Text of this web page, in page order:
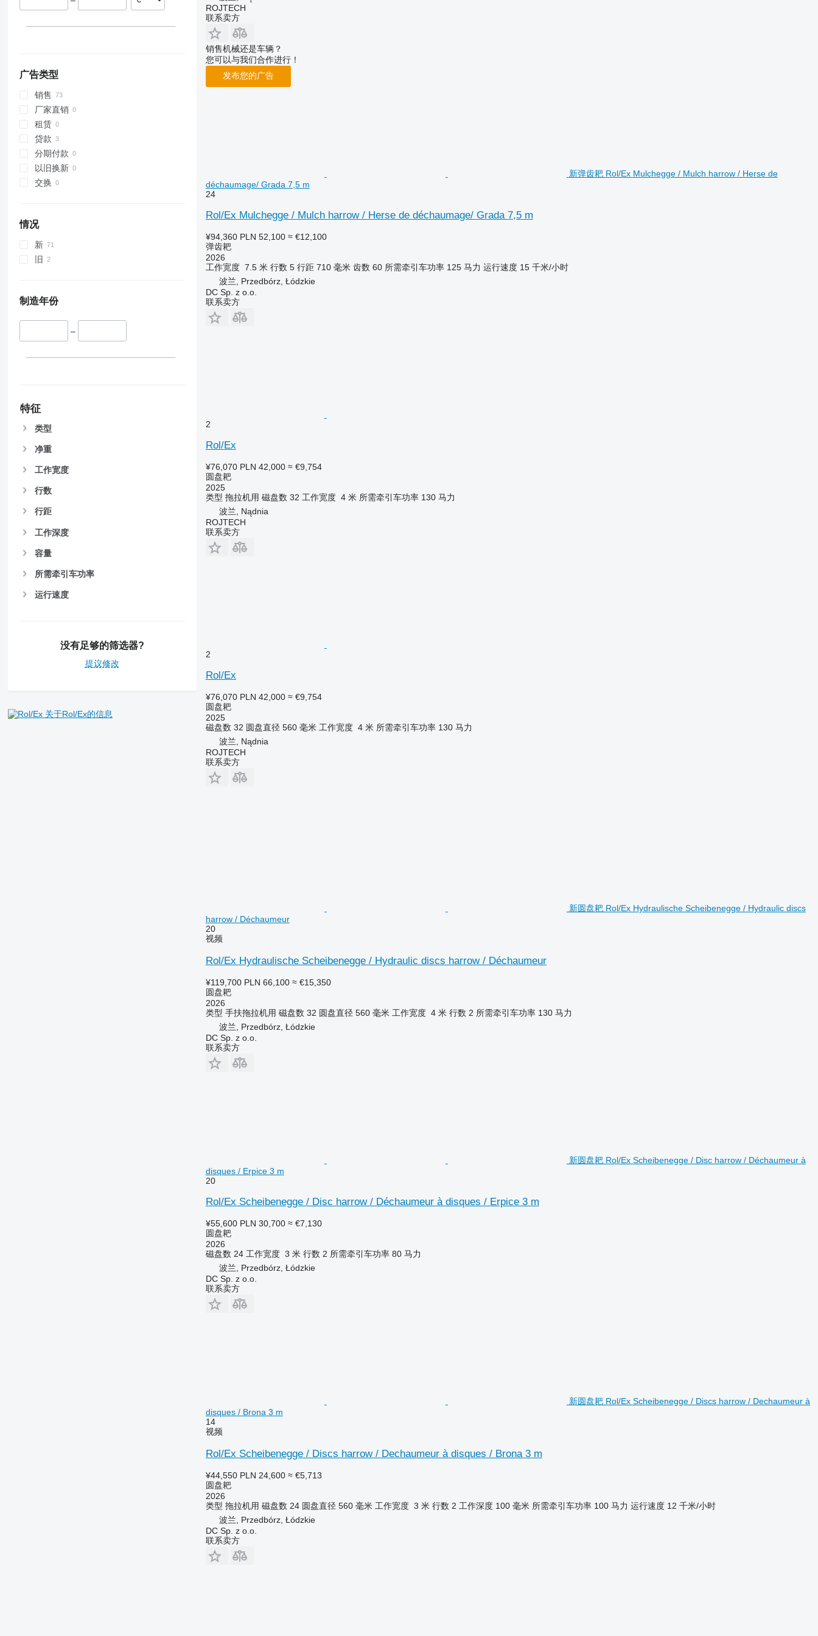
广告类型
销售
厂家直销
租赁
贷款
分期付款
以旧换新
交换
情况
新
旧
制造年份
–
特征
类型
净重
工作宽度
行数
行距
工作深度
容量
所需牵引车功率
运行速度
没有足够的筛选器?
提议修改
关于Rol/Ex的信息
ROJTECH
联系卖方
销售机械还是车辆？
您可以与我们合作进行！
发布您的广告
新弹齿耙 Rol/Ex Mulchegge / Mulch harrow / Herse de
déchaumage/ Grada 7,5 m
24
Rol/Ex Mulchegge / Mulch harrow / Herse de déchaumage/ Grada 7,5 m
¥94,360 PLN 52,100 ≈ €12,100
弹齿耙
2026
工作宽度 7.5 米 行数 5 行距 710 毫米 齿数 60 所需牵引车功率 125 马力 运行速度 15 千米/小时
波兰, Przedbórz, Łódzkie
DC Sp. z o.o.
联系卖方
2
Rol/Ex
¥76,070 PLN 42,000 ≈ €9,754
圆盘耙
2025
类型 拖拉机用 磁盘数 32 工作宽度 4 米 所需牵引车功率 130 马力
波兰, Nądnia
ROJTECH
联系卖方
2
Rol/Ex
¥76,070 PLN 42,000 ≈ €9,754
圆盘耙
2025
磁盘数 32 圆盘直径 560 毫米 工作宽度 4 米 所需牵引车功率 130 马力
波兰, Nądnia
ROJTECH
联系卖方
新圆盘耙 Rol/Ex Hydraulische Scheibenegge / Hydraulic discs
harrow / Déchaumeur
20
视频
Rol/Ex Hydraulische Scheibenegge / Hydraulic discs harrow / Déchaumeur
¥119,700 PLN 66,100 ≈ €15,350
圆盘耙
2026
类型 手扶拖拉机用 磁盘数 32 圆盘直径 560 毫米 工作宽度 4 米 行数 2 所需牵引车功率 130 马力
波兰, Przedbórz, Łódzkie
DC Sp. z o.o.
联系卖方
新圆盘耙 Rol/Ex Scheibenegge / Disc harrow / Déchaumeur à
disques / Erpice 3 m
20
Rol/Ex Scheibenegge / Disc harrow / Déchaumeur à disques / Erpice 3 m
¥55,600 PLN 30,700 ≈ €7,130
圆盘耙
2026
磁盘数 24 工作宽度 3 米 行数 2 所需牵引车功率 80 马力
波兰, Przedbórz, Łódzkie
DC Sp. z o.o.
联系卖方
新圆盘耙 Rol/Ex Scheibenegge / Discs harrow / Dechaumeur à
disques / Brona 3 m
14
视频
Rol/Ex Scheibenegge / Discs harrow / Dechaumeur à disques / Brona 3 m
¥44,550 PLN 24,600 ≈ €5,713
圆盘耙
2026
类型 拖拉机用 磁盘数 24 圆盘直径 560 毫米 工作宽度 3 米 行数 2 工作深度 100 毫米 所需牵引车功率 100 马力 运行速度 12 千米/小时
波兰, Przedbórz, Łódzkie
DC Sp. z o.o.
联系卖方